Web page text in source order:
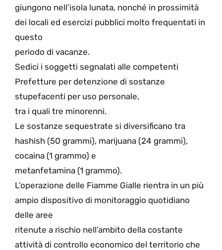
giungono nell’isola lunata, nonché in prossimità
dei locali ed esercizi pubblici molto frequentati in
questo
periodo di vacanze.
Sedici i soggetti segnalati alle competenti
Prefetture per detenzione di sostanze
stupefacenti per uso personale,
tra i quali tre minorenni.
Le sostanze sequestrate si diversificano tra
hashish (50 grammi), marijuana (24 grammi),
cocaina (1 grammo) e
metanfetamina (1 grammo).
L’operazione delle Fiamme Gialle rientra in un più
ampio dispositivo di monitoraggio quotidiano
delle aree
ritenute a rischio nell’ambito della costante
attività di controllo economico del territorio che